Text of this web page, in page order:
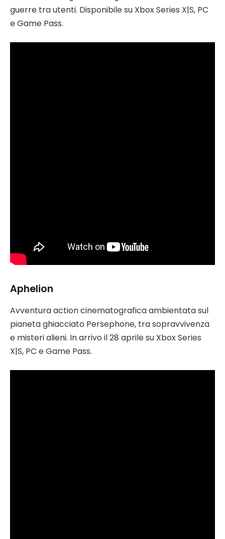
guerre tra utenti. Disponibile su Xbox Series X|S, PC
e Game Pass.
Aphelion
Avventura action cinematografica ambientata sul
pianeta ghiacciato Persephone, tra sopravvivenza
e misteri alieni. In arrivo il 28 aprile su Xbox Series
X|S, PC e Game Pass.